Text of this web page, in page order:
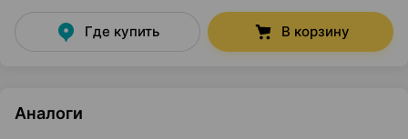
Где купить В корзину
Аналоги